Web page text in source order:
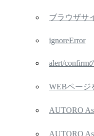
ブラウザサ
ignoreError
alert/confirm
WEBページ
AUTORO
AUTORO